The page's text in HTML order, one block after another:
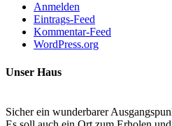
Anmelden
Eintrags-Feed
Kommentar-Feed
WordPress.org
Unser Haus
Sicher ein wunderbarer